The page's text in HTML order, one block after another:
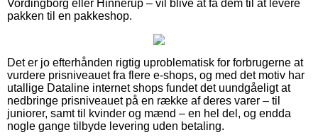
Vordingborg eller Hinnerup – vil blive at få dem til at levere
pakken til en pakkeshop.
Det er jo efterhånden rigtig uproblematisk for forbrugerne at
vurdere prisniveauet fra flere e-shops, og med det motiv har
utallige Dataline internet shops fundet det uundgåeligt at
nedbringe prisniveauet på en række af deres varer – til
juniorer, samt til kvinder og mænd – en hel del, og endda
nogle gange tilbyde levering uden betaling.